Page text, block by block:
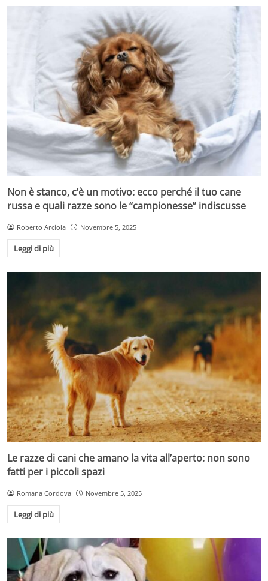
Non è stanco, c’è un motivo: ecco perché il tuo cane
russa e quali razze sono le “campionesse” indiscusse
Roberto Arciola Novembre 5, 2025
Leggi di più
Le razze di cani che amano la vita all’aperto: non sono
fatti per i piccoli spazi
Romana Cordova Novembre 5, 2025
Leggi di più